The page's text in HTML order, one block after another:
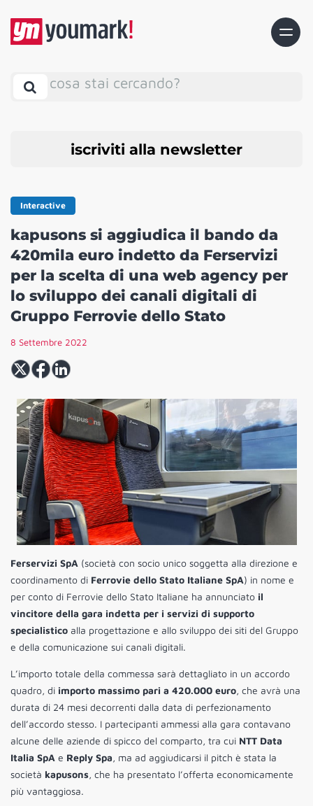
cosa stai cercando?
iscriviti alla newsletter
Interactive
kapusons si aggiudica il bando da
420mila euro indetto da Ferservizi
per la scelta di una web agency per
lo sviluppo dei canali digitali di
Gruppo Ferrovie dello Stato
8 Settembre 2022
Ferservizi SpA (società con socio unico soggetta alla direzione e
coordinamento di Ferrovie dello Stato Italiane SpA) in nome e
per conto di Ferrovie dello Stato Italiane ha annunciato il
vincitore della gara indetta per i servizi di supporto
specialistico alla progettazione e allo sviluppo dei siti del Gruppo
e della comunicazione sui canali digitali.
L’importo totale della commessa sarà dettagliato in un accordo
quadro, di importo massimo pari a 420.000 euro, che avrà una
durata di 24 mesi decorrenti dalla data di perfezionamento
dell’accordo stesso. I partecipanti ammessi alla gara contavano
alcune delle aziende di spicco del comparto, tra cui NTT Data
Italia SpA e Reply Spa, ma ad aggiudicarsi il pitch è stata la
società kapusons, che ha presentato l’offerta economicamente
più vantaggiosa.